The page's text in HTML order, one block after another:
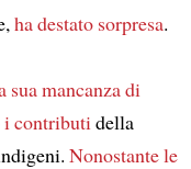
ha destato sorpresa.
sua mancanza di
i contributi della
Nonostante le